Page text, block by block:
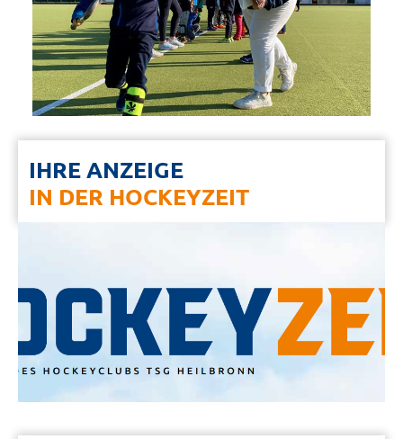
IHRE ANZEIGE
IN DER HOCKEYZEIT